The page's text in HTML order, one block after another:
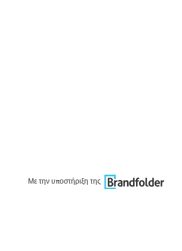
Με την υποστήριξη της